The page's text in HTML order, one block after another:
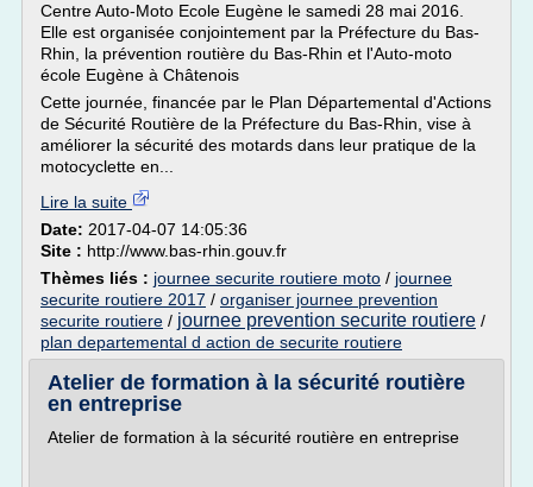
Centre Auto-Moto Ecole Eugène le samedi 28 mai 2016.
Elle est organisée conjointement par la Préfecture du Bas-
Rhin, la prévention routière du Bas-Rhin et l'Auto-moto
école Eugène à Châtenois
Cette journée, financée par le Plan Départemental d'Actions
de Sécurité Routière de la Préfecture du Bas-Rhin, vise à
améliorer la sécurité des motards dans leur pratique de la
motocyclette en...
Lire la suite
Date: 2017-04-07 14:05:36
Site : http://www.bas-rhin.gouv.fr
Thèmes liés : journee securite routiere moto / journee
securite routiere 2017 / organiser journee prevention
securite routiere / journee prevention securite routiere /
plan departemental d action de securite routiere
Atelier de formation à la sécurité routière
en entreprise
Atelier de formation à la sécurité routière en entreprise